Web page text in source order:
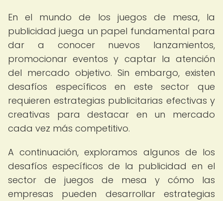
En el mundo de los juegos de mesa, la
publicidad juega un papel fundamental para
dar a conocer nuevos lanzamientos,
promocionar eventos y captar la atención
del mercado objetivo. Sin embargo, existen
desafíos específicos en este sector que
requieren estrategias publicitarias efectivas y
creativas para destacar en un mercado
cada vez más competitivo.
A continuación, exploramos algunos de los
desafíos específicos de la publicidad en el
sector de juegos de mesa y cómo las
empresas pueden desarrollar estrategias